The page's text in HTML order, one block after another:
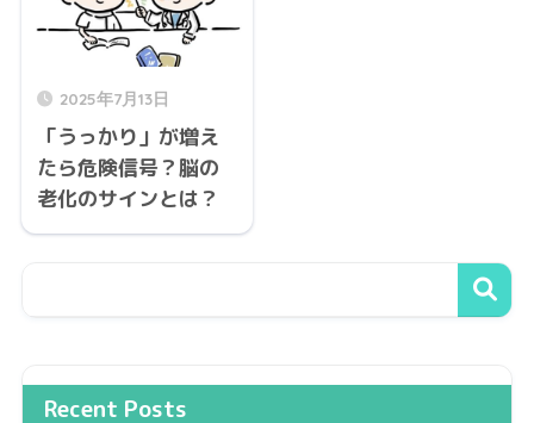
2025年7月13日
「うっかり」が増え
たら危険信号？脳の
老化のサインとは？
Recent Posts